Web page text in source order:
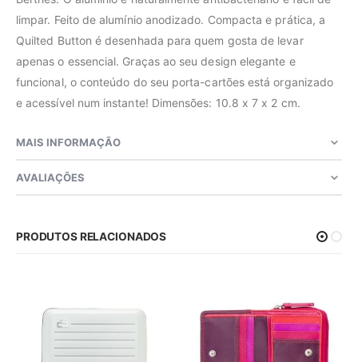
limpar. Feito de alumínio anodizado. Compacta e prática, a
Quilted Button é desenhada para quem gosta de levar
apenas o essencial. Graças ao seu design elegante e
funcional, o conteúdo do seu porta-cartões está organizado
e acessível num instante! Dimensões: 10.8 x 7 x 2 cm.
MAIS INFORMAÇÃO
AVALIAÇÕES
PRODUTOS RELACIONADOS